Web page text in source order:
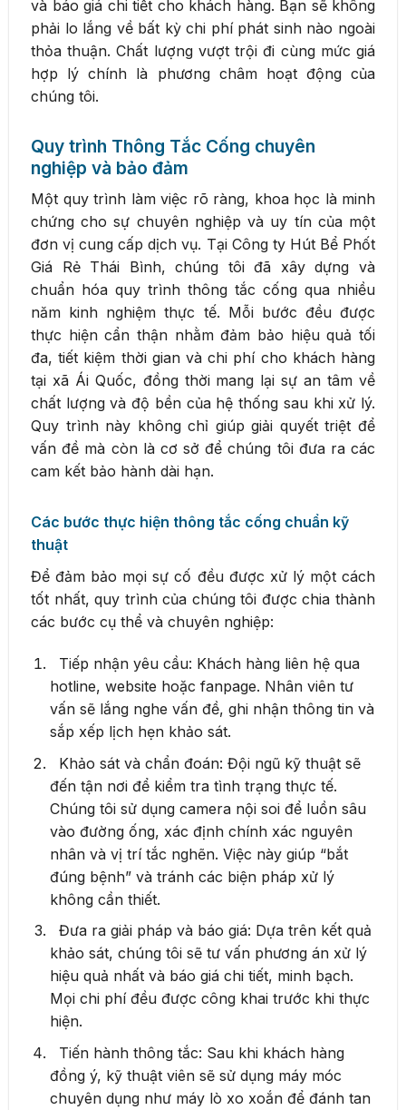
và báo giá chi tiết cho khách hàng. Bạn sẽ không
phải lo lắng về bất kỳ chi phí phát sinh nào ngoài
thỏa thuận. Chất lượng vượt trội đi cùng mức giá
hợp lý chính là phương châm hoạt động của
chúng tôi.
Quy trình Thông Tắc Cống chuyên
nghiệp và bảo đảm
Một quy trình làm việc rõ ràng, khoa học là minh
chứng cho sự chuyên nghiệp và uy tín của một
đơn vị cung cấp dịch vụ. Tại Công ty Hút Bể Phốt
Giá Rẻ Thái Bình, chúng tôi đã xây dựng và
chuẩn hóa quy trình thông tắc cống qua nhiều
năm kinh nghiệm thực tế. Mỗi bước đều được
thực hiện cẩn thận nhằm đảm bảo hiệu quả tối
đa, tiết kiệm thời gian và chi phí cho khách hàng
tại xã Ái Quốc, đồng thời mang lại sự an tâm về
chất lượng và độ bền của hệ thống sau khi xử lý.
Quy trình này không chỉ giúp giải quyết triệt để
vấn đề mà còn là cơ sở để chúng tôi đưa ra các
cam kết bảo hành dài hạn.
Các bước thực hiện thông tắc cống chuẩn kỹ
thuật
Để đảm bảo mọi sự cố đều được xử lý một cách
tốt nhất, quy trình của chúng tôi được chia thành
các bước cụ thể và chuyên nghiệp:
Tiếp nhận yêu cầu: Khách hàng liên hệ qua
hotline, website hoặc fanpage. Nhân viên tư
vấn sẽ lắng nghe vấn đề, ghi nhận thông tin và
sắp xếp lịch hẹn khảo sát.
Khảo sát và chẩn đoán: Đội ngũ kỹ thuật sẽ
đến tận nơi để kiểm tra tình trạng thực tế.
Chúng tôi sử dụng camera nội soi để luồn sâu
vào đường ống, xác định chính xác nguyên
nhân và vị trí tắc nghẽn. Việc này giúp “bắt
đúng bệnh” và tránh các biện pháp xử lý
không cần thiết.
Đưa ra giải pháp và báo giá: Dựa trên kết quả
khảo sát, chúng tôi sẽ tư vấn phương án xử lý
hiệu quả nhất và báo giá chi tiết, minh bạch.
Mọi chi phí đều được công khai trước khi thực
hiện.
Tiến hành thông tắc: Sau khi khách hàng
đồng ý, kỹ thuật viên sẽ sử dụng máy móc
chuyên dụng như máy lò xo xoắn để đánh tan